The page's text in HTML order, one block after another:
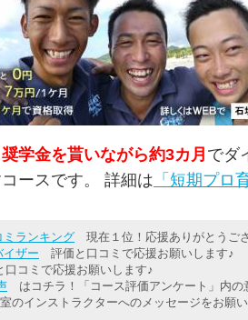
学金を貰いながら約3カ月 でダ
ースです。 詳細は 「短期プロ
ミランキング 現在１位！応援ありがとうご
イザー 評価と口コミで応援お願いします♪
コミで応援お願いします♪
はコチラ！「コース評価アンケート」内の
のインストラクターへのメッセージをお願